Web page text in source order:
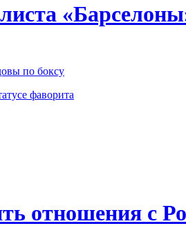
по боксу
фаворита
отношения с